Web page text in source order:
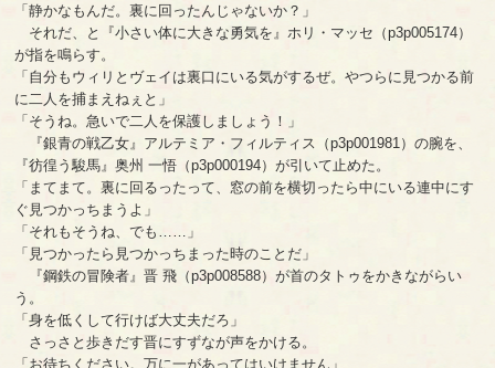
「静かなもんだ。裏に回ったんじゃないか？」
それだ、と『小さい体に大きな勇気を』ホリ・マッセ（p3p005174）
が指を鳴らす。
「自分もウィリとヴェイは裏口にいる気がするぜ。やつらに見つかる前
に二人を捕まえねぇと」
「そうね。急いで二人を保護しましょう！」
『銀青の戦乙女』アルテミア・フィルティス（p3p001981）の腕を、
『彷徨う駿馬』奥州 一悟（p3p000194）が引いて止めた。
「まてまて。裏に回るったって、窓の前を横切ったら中にいる連中にす
ぐ見つかっちまうよ」
「それもそうね、でも……」
「見つかったら見つかっちまった時のことだ」
『鋼鉄の冒険者』晋 飛（p3p008588）が首のタトゥをかきながらい
う。
「身を低くして行けば大丈夫だろ」
さっさと歩きだす晋にすずなが声をかける。
「お待ちください。万に一があってはいけません」